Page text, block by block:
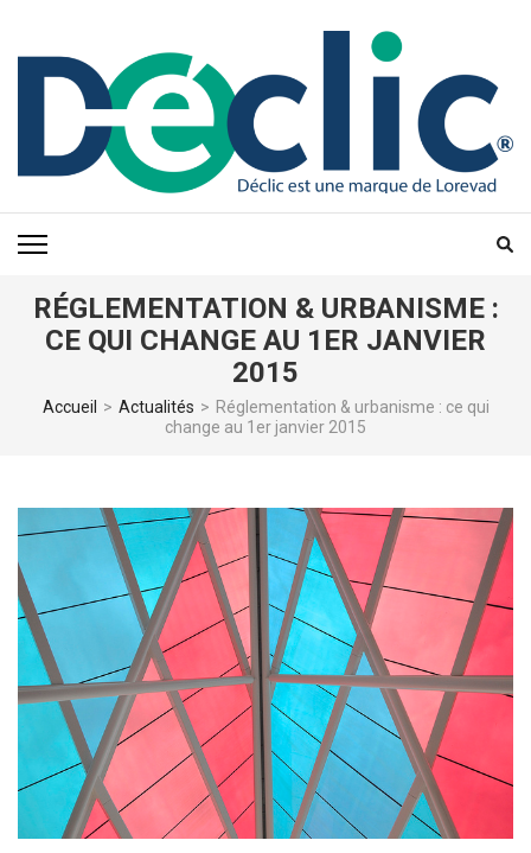
RÉGLEMENTATION & URBANISME :
CE QUI CHANGE AU 1ER JANVIER
2015
Accueil > Actualités > Réglementation & urbanisme : ce qui
change au 1er janvier 2015